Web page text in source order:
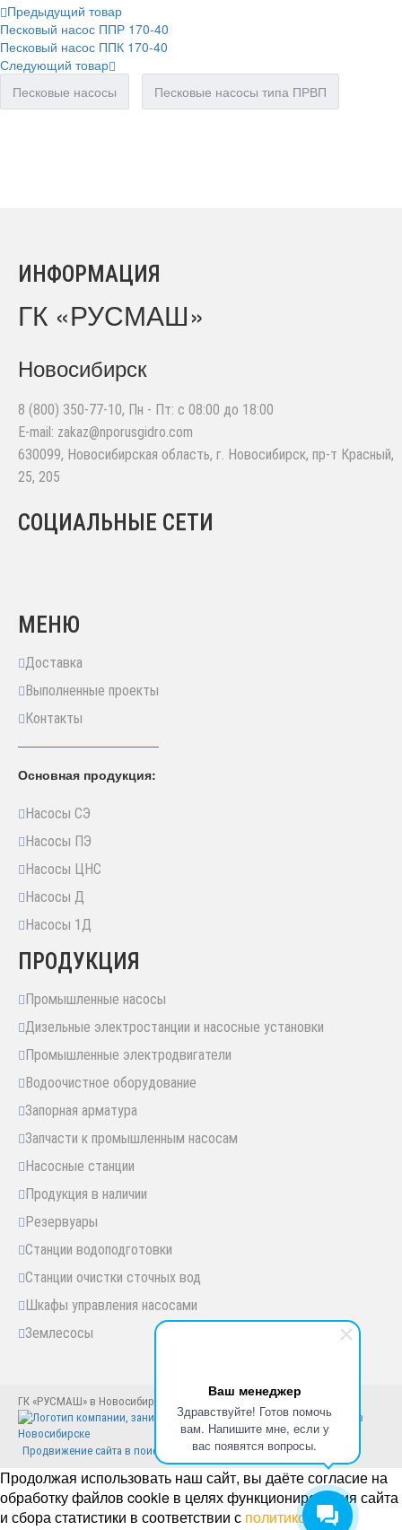
Ваш менеджер
Здравствуйте! Готов помочь
вам. Напишите мне, если у
вас появятся вопросы.
Предыдущий товар
Песковый насос ППР 170-40
Песковый насос ППК 170-40
Следующий товар
Песковые насосы
Песковые насосы типа ПРВП
ИНФОРМАЦИЯ
ГК «РУСМАШ»
Новосибирск
8 (800) 350-77-10, Пн - Пт: с 08:00 до 18:00
E-mail: zakaz@nporusgidro.com
630099, Новосибирская область, г. Новосибирск, пр-т Красный,
25, 205
СОЦИАЛЬНЫЕ СЕТИ
МЕНЮ
Доставка
Выполненные проекты
Контакты
Основная продукция:
Насосы СЭ
Насосы ПЭ
Насосы ЦНС
Насосы Д
Насосы 1Д
ПРОДУКЦИЯ
Промышленные насосы
Дизельные электростанции и насосные установки
Промышленные электродвигатели
Водоочистное оборудование
Запорная арматура
Запчасти к промышленным насосам
Насосные станции
Продукция в наличии
Резервуары
Станции водоподготовки
Станции очистки сточных вод
Шкафы управления насосами
Землесосы
ГК «РУСМАШ» в Новосибирске © Новосибирск, 2005-2025 год
Продвижение сайта в поисковиках
Продолжая использовать наш сайт, вы даёте согласие на
обработку файлов cookie в целях функционирования сайта
и сбора статистики в соответствии с политикой